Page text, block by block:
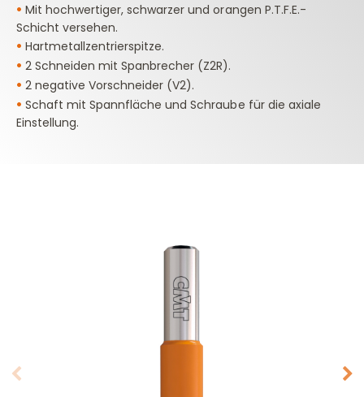
•Mit hochwertiger, schwarzer und orangen P.T.F.E.-
Schicht versehen.
•Hartmetallzentrierspitze.
•2 Schneiden mit Spanbrecher (Z2R).
•2 negative Vorschneider (V2).
•Schaft mit Spannfläche und Schraube für die axiale
Einstellung.